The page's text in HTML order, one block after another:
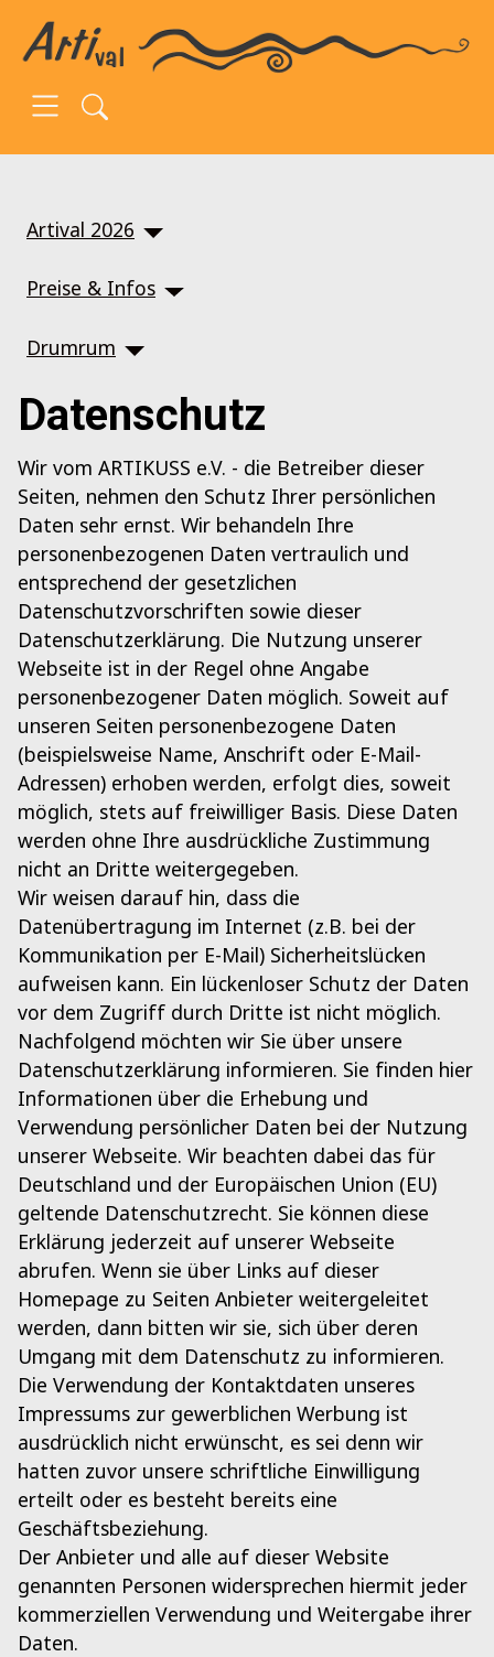
SKIP TO MAIN CONTENT
Artival 2026
Preise & Infos
Drumrum
Datenschutz
Wir vom ARTIKUSS e.V. - die Betreiber dieser
Seiten, nehmen den Schutz Ihrer persönlichen
Daten sehr ernst. Wir behandeln Ihre
personenbezogenen Daten vertraulich und
entsprechend der gesetzlichen
Datenschutzvorschriften sowie dieser
Datenschutzerklärung. Die Nutzung unserer
Webseite ist in der Regel ohne Angabe
personenbezogener Daten möglich. Soweit auf
unseren Seiten personenbezogene Daten
(beispielsweise Name, Anschrift oder E-Mail-
Adressen) erhoben werden, erfolgt dies, soweit
möglich, stets auf freiwilliger Basis. Diese Daten
werden ohne Ihre ausdrückliche Zustimmung
nicht an Dritte weitergegeben.
Wir weisen darauf hin, dass die
Datenübertragung im Internet (z.B. bei der
Kommunikation per E-Mail) Sicherheitslücken
aufweisen kann. Ein lückenloser Schutz der Daten
vor dem Zugriff durch Dritte ist nicht möglich.
Nachfolgend möchten wir Sie über unsere
Datenschutzerklärung informieren. Sie finden hier
Informationen über die Erhebung und
Verwendung persönlicher Daten bei der Nutzung
unserer Webseite. Wir beachten dabei das für
Deutschland und der Europäischen Union (EU)
geltende Datenschutzrecht. Sie können diese
Erklärung jederzeit auf unserer Webseite
abrufen. Wenn sie über Links auf dieser
Homepage zu Seiten Anbieter weitergeleitet
werden, dann bitten wir sie, sich über deren
Umgang mit dem Datenschutz zu informieren.
Die Verwendung der Kontaktdaten unseres
Impressums zur gewerblichen Werbung ist
ausdrücklich nicht erwünscht, es sei denn wir
hatten zuvor unsere schriftliche Einwilligung
erteilt oder es besteht bereits eine
Geschäftsbeziehung.
Der Anbieter und alle auf dieser Website
genannten Personen widersprechen hiermit jeder
kommerziellen Verwendung und Weitergabe ihrer
Daten.